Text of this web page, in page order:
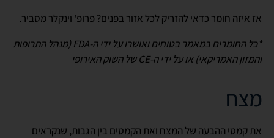
אז איזה חומר כדאי להזריק לכל אזור בפנים? פרופ' וינקלר מסביר.
*כל החומרים במאמר בטוחים ואושרו על ידי ה-FDA (מנהל התרופות
והמזון האמריקאי) או על ידי ה-CE של השוק האירופי
מצח
את קמטי ההבעה של המצח ואת הקמטים בין הגבות, שנקראים